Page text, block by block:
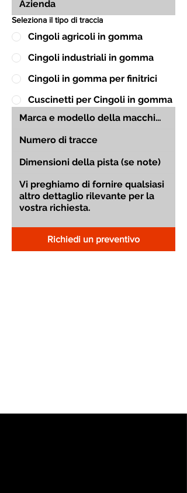
Seleziona il tipo di traccia
Cingoli agricoli in gomma
Cingoli industriali in gomma
Cingoli in gomma per finitrici
Cuscinetti per Cingoli in gomma
Richiedi un preventivo